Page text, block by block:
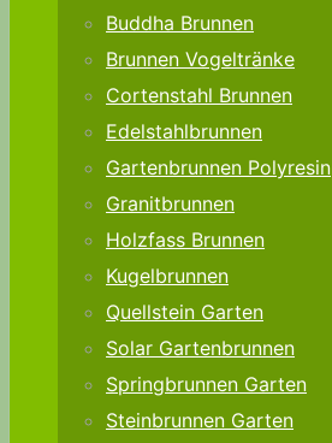
Buddha Brunnen
Brunnen Vogeltränke
Cortenstahl Brunnen
Edelstahlbrunnen
Gartenbrunnen Polyresin
Granitbrunnen
Holzfass Brunnen
Kugelbrunnen
Quellstein Garten
Solar Gartenbrunnen
Springbrunnen Garten
Steinbrunnen Garten